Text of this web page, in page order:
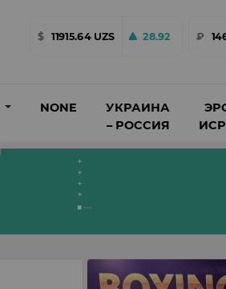
$ 11915.64 UZS 28.92 ₽
NONE
УКРАИНА
– РОССИЯ